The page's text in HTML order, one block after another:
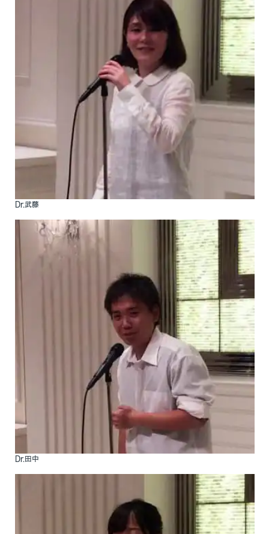
医局紹介
働きやすい職場
Dr.武藤
Dr.田中